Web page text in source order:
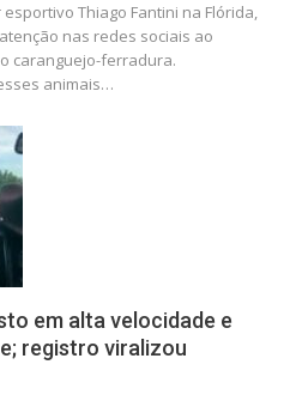
Thiago Fantini na Flórida,
nas redes sociais ao
caranguejo-ferradura.
animais…
em alta velocidade e
registro viralizou